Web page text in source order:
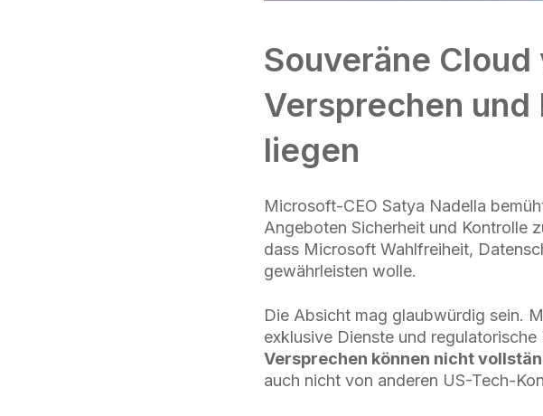
Souveräne
Versprechen
liegen
Microsoft-CEO Satya Nadella
Angeboten Sicherheit und Kontrolle
dass Microsoft Wahlfreiheit,
gewährleisten wolle.
Die Absicht mag glaubwürdig sein.
exklusive Dienste und
Versprechen können nicht
auch nicht von anderen US-Tech-